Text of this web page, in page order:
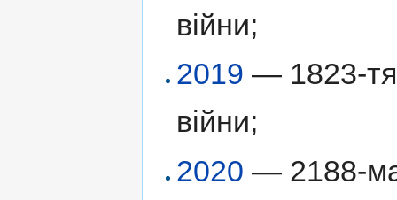
війни;
2019 — 1823-тя
війни;
2020 — 2188-ма